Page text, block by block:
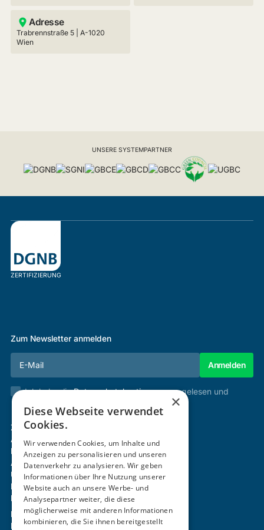
Adresse
Trabrennstraße 5 | A-1020
Wien
UNSERE SYSTEMPARTNER
ZERTIFIZIERUNG
Zum Newsletter anmelden
Ich habe dieDatenschutzbestimmungengelesen und
Zertifizierung & Verifikation
Akademie
Mitgliedschaft
Aktivitäten
Über uns
Login
Kontakt
Impressum
Datenschutz
×
Diese Webseite verwendet
Cookies.
Wir verwenden Cookies, um Inhalte und
Anzeigen zu personalisieren und unseren
Datenverkehr zu analysieren. Wir geben
Informationen über Ihre Nutzung unserer
Website auch an unsere Werbe- und
Analysepartner weiter, die diese
möglicherweise mit anderen Informationen
kombinieren, die Sie ihnen bereitgestellt